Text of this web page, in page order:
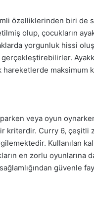
özelliklerinden biri de
olup, çocukların
yorgunluk hissi
hareketlerde maksimum
veya oyun
kriterdir. Curry 6, çeşitli
Kullanılan
en zorlu oyunlarına
güvenle